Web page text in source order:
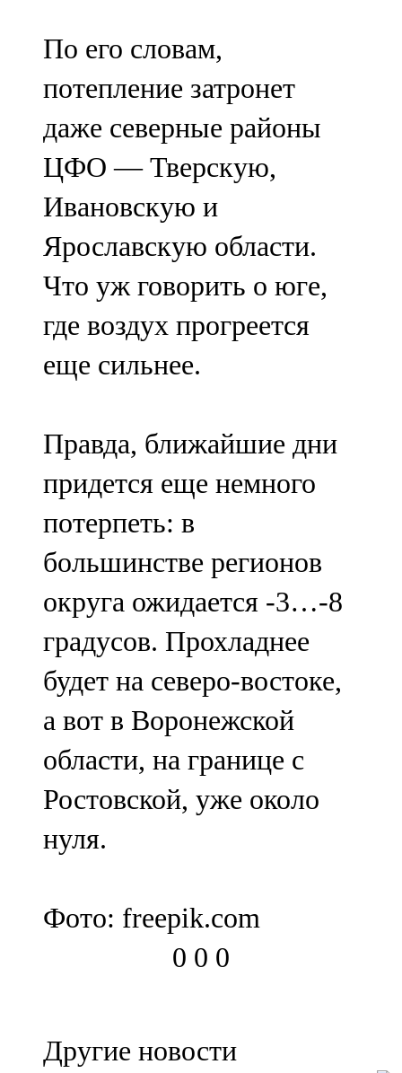
По его словам,
потепление затронет
даже северные районы
ЦФО — Тверскую,
Ивановскую и
Ярославскую области.
Что уж говорить о юге,
где воздух прогреется
еще сильнее.
Правда, ближайшие дни
придется еще немного
потерпеть: в
большинстве регионов
округа ожидается -3…-8
градусов. Прохладнее
будет на северо-востоке,
а вот в Воронежской
области, на границе с
Ростовской, уже около
нуля.
Фото: freepik.com
0 0 0
Другие новости